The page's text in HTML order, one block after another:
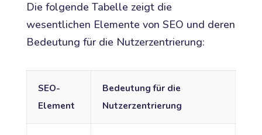
Die folgende Tabelle zeigt die
wesentlichen Elemente von SEO und deren
Bedeutung für die Nutzerzentrierung:
SEO-
Element
Bedeutung für die
Nutzerzentrierung